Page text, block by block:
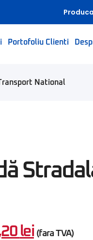
Portofoliu Clienti
National
lei (fara TVA)